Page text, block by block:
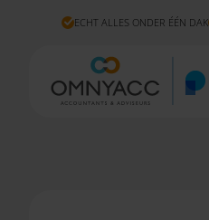
ECHT ALLES ONDER ÉÉN DAK